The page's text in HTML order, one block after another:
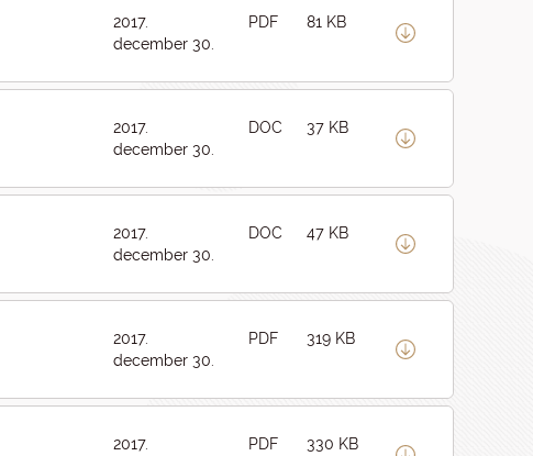
2017.
december 30.
PDF 81 KB
2017.
december 30.
DOC 37 KB
2017.
december 30.
DOC 47 KB
2017.
december 30.
PDF 319 KB
2017.
PDF 330 KB